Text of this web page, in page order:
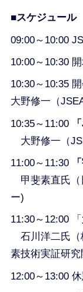
■スケジュール
09:00～10:00
10:00～10:30
10:30～10:35
大野修一（
10:35～11:00
大野修一（
11:00～11:30
甲斐素直氏（
ー)
11:30～12:00 「
石川洋二氏（
素技術実証研究
12:00～13:00